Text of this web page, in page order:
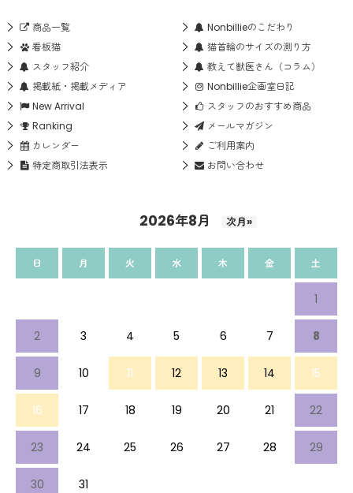
商品一覧
Nonbillieのこだわり
看板猫
猫首輪のサイズの測り方
スタッフ紹介
教えて獣医さん（コラム）
掲載紙・掲載メディア
Nonbillie企画室日記
New Arrival
スタッフのおすすめ商品
Ranking
メールマガジン
カレンダー
ご利用案内
特定商取引法表示
お問い合わせ
2026年8月 次月»
日 月 火 水 木 金 土
1
2 3 4 5 6 7 8
9 10 11 12 13 14 15
16 17 18 19 20 21 22
23 24 25 26 27 28 29
30 31